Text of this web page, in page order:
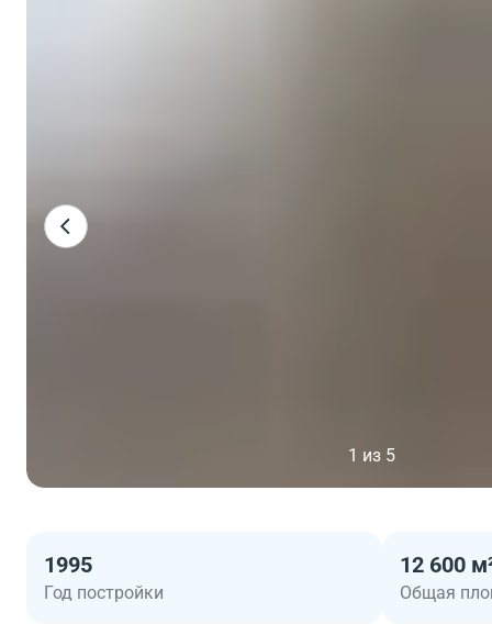
1 из 5
1995
Год постройки
12 600
Общая